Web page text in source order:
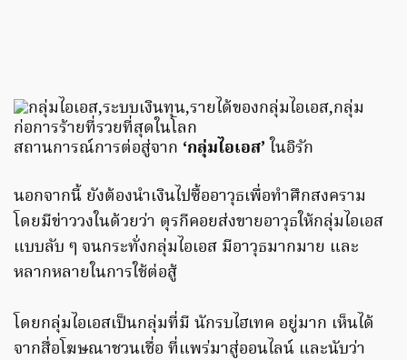
สถานการณ์การต่อสู่จาก ‘กลุ่มไอเอส’ ในอิรัก
นอกจากนี้ ยังต้องนำเงินไปซื้ออาวุธเพื่อทำศึกสงคราม
โดยมีข่าววงในด้วยว่า ตุรกีคอยส่งขายอาวุธให้กลุ่มไอเอส
แบบลับ ๆ จนกระทั่งกลุ่มไอเอส มีอาวุธมากมาย และ
หลากหลายในการใช้ต่อสู้
โดยกลุ่มไอเอสเป็นกลุ่มที่มี นักรบไฮเทค อยู่มาก เห็นได้
จากสื่อโฆษณาชวนเชื่อ ที่แพร่มาสู่ออนไลน์ และนับว่า